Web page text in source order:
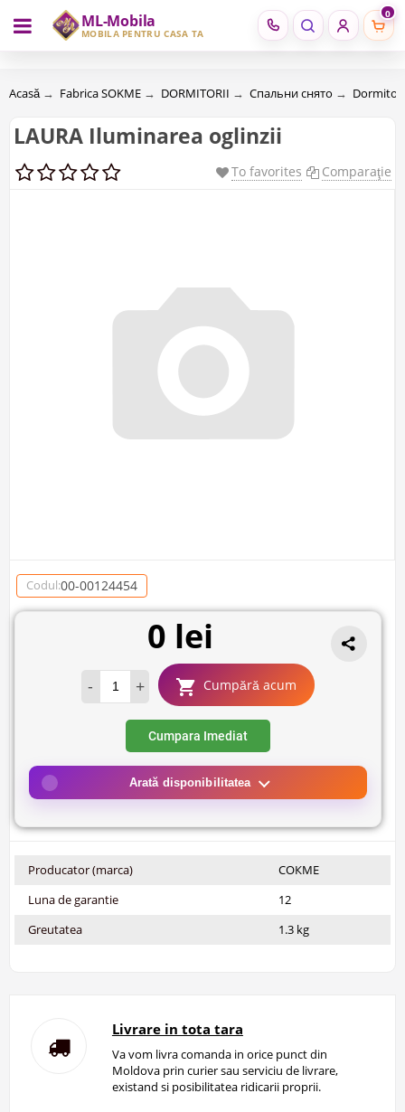
ML-Mobila
MOBILĂ PENTRU CASA TA
0
RU RO
Acasă → Fabrica SOKME → DORMITORII → Спальни снято → Dormitor
LAURA Iluminarea oglinzii
To favorites Comparaţie
Codul:00-00124454
0 lei
- + Cumpără acum
Cumpara Imediat
Arată disponibilitatea
Producator (marca)
СОКМЕ
Luna de garantie
12
Greutatea
1.3 kg
Livrare in tota tara
Va vom livra comanda in orice punct din
Moldova prin curier sau serviciu de livrare,
existand si posibilitatea ridicarii proprii.